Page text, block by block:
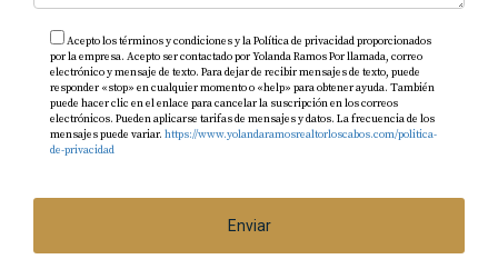
Acepto los términos y condiciones y la Política de privacidad proporcionados
por la empresa. Acepto ser contactado por Yolanda Ramos Por llamada, correo
electrónico y mensaje de texto. Para dejar de recibir mensajes de texto, puede
responder «stop» en cualquier momento o «help» para obtener ayuda. También
puede hacer clic en el enlace para cancelar la suscripción en los correos
electrónicos. Pueden aplicarse tarifas de mensajes y datos. La frecuencia de los
mensajes puede variar. https://www.yolandaramosrealtorloscabos.com/politica-
de-privacidad
Enviar